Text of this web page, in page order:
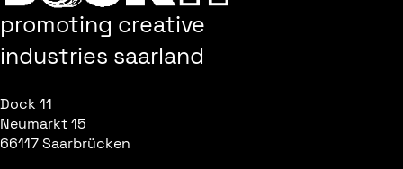
promoting creative
industries saarland
Dock 11
Neumarkt 15
66117 Saarbrücken